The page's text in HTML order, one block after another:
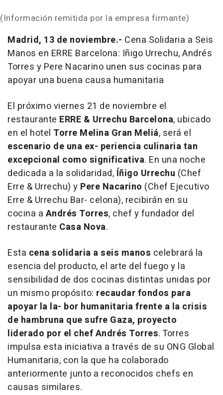
(Información remitida por la empresa firmante)
Madrid, 13 de noviembre.- Cena Solidaria a Seis
Manos en ERRE Barcelona: Iñigo Urrechu, Andrés
Torres y Pere Nacarino unen sus cocinas para
apoyar una buena causa humanitaria
El próximo viernes 21 de noviembre el
restaurante ERRE & Urrechu Barcelona, ubicado
en el hotel Torre Melina Gran Meliá, será el
escenario de una ex- periencia culinaria tan
excepcional como significativa. En una noche
dedicada a la solidaridad, Íñigo Urrechu (Chef
Erre & Urrechu) y Pere Nacarino (Chef Ejecutivo
Erre & Urrechu Bar- celona), recibirán en su
cocina a Andrés Torres, chef y fundador del
restaurante Casa Nova.
Esta cena solidaria a seis manos celebrará la
esencia del producto, el arte del fuego y la
sensibilidad de dos cocinas distintas unidas por
un mismo propósito: recaudar fondos para
apoyar la la- bor humanitaria frente a la crisis
de hambruna que sufre Gaza, proyecto
liderado por el chef Andrés Torres. Torres
impulsa esta iniciativa a través de su ONG Global
Humanitaria, con la que ha colaborado
anteriormente junto a reconocidos chefs en
causas similares.